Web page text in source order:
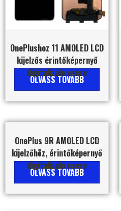
OnePlushoz 11 AMOLED LCD
kijelzős érintőképernyő
digitalizáló csere
OLVASS TOVÁBB
OnePlus 9R AMOLED LCD
kijelzőhöz, érintőképernyő
digitalizáló csere
OLVASS TOVÁBB